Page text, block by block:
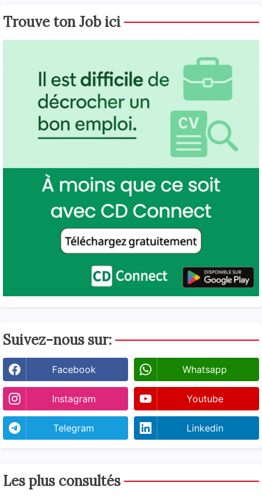
Trouve ton Job ici
Suivez-nous sur:
Facebook Whatsapp
Instagram Youtube
Telegram Linkedin
Les plus consultés